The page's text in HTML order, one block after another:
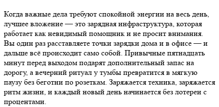
Когда важные дела требуют спокойной энергии на весь день,
лучшее вложение — это зарядная инфраструктура, которая
работает как невидимый помощник и не просит внимания.
Вы один раз расставляете точки зарядки дома и в офисе — и
дальше всё происходит само собой. Привычные пятнадцать
минут перед выходом подарят дополнительный запас на
дорогу, а вечерний ритуал у тумбы превратится в мягкую
паузу без беготни по розеткам. Заряжается техника, заряжается
ритм жизни, и каждый новый день начинается без лотереи с
процентами.